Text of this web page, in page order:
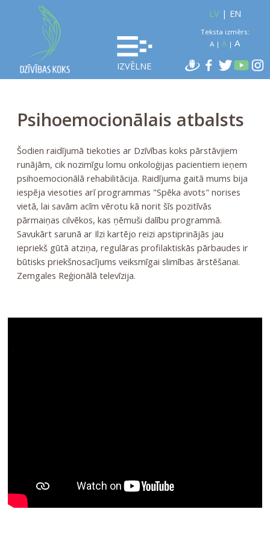
IZVĒLNE
LV| EN
Teksta izmērs:
A| A| A
Psihoemocionālais atbalsts
Šodien raidījumā tiekoties ar Dzīvības koks pārstāvjiem
runājām, cik nozimīgu lomu onkoloģijas pacientiem ieņem
psihoemocionālā rehabilitācija. Raidījuma gaitā mums bija
iespēja viesoties arī programmas "Spēka avots" norises
vietā, lai savām acīm vērotu kā norit šīs pozitīvās
pārmaiņas cilvēkos, kas ņēmuši dalību programmā.
Savukārt sarunā ar Ilzi kartējo reizi apstiprinājās jau
iepriekš gūtā atziņa, regulāras profilaktiskās pārbaudes ir
būtisks priekšnosacījums veiksmīgai slimības ārstēšanai.
Zemgales Reģionālā televīzija.